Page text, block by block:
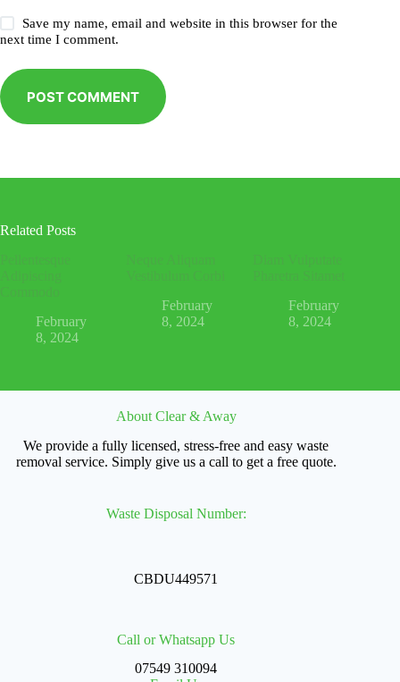
Save my name, email and website in this browser for the
next time I comment.
POST COMMENT
Related Posts
February
8, 2024
February
8, 2024
February
8, 2024
About Clear & Away
We provide a fully licensed, stress-free and easy waste
removal service. Simply give us a call to get a free quote.
Waste Disposal Number:
CBDU449571
Call or Whatsapp Us
07549 310094